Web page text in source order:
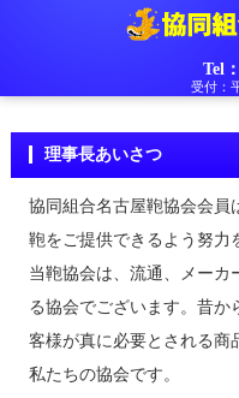
Tel
受付：
理事長あいさつ
協同組合名古屋鞄協会会員
鞄をご提供できるよう努力
当鞄協会は、流通、メーカ
る協会でございます。昔か
客様が真に必要とされる商
私たちの協会です。